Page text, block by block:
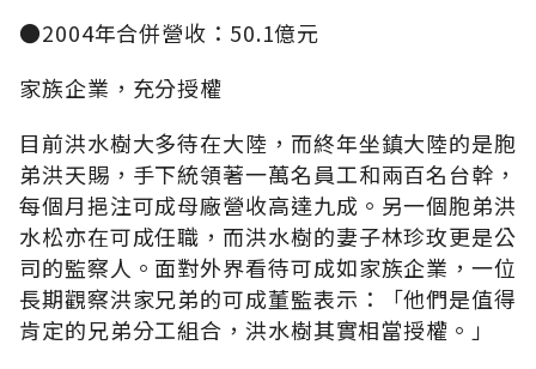
●2004年合併營收：50.1億元
家族企業，充分授權
目前洪水樹大多待在大陸，而終年坐鎮大陸的是胞
弟洪天賜，手下統領著一萬名員工和兩百名台幹，
每個月挹注可成母廠營收高達九成。另一個胞弟洪
水松亦在可成任職，而洪水樹的妻子林珍玫更是公
司的監察人。面對外界看待可成如家族企業，一位
長期觀察洪家兄弟的可成董監表示：「他們是值得
肯定的兄弟分工組合，洪水樹其實相當授權。」